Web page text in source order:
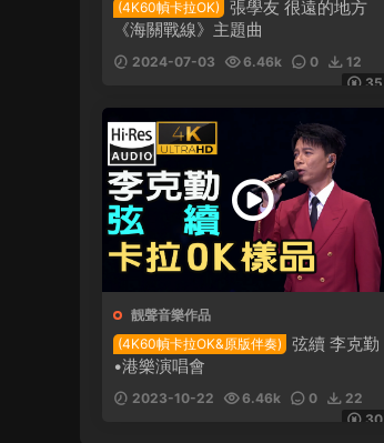
(4K60幀卡拉OK)
張學友 很遠的地方
《海關戰線》主題曲
2024-07-03 6.46k 0
12
35
靓聲音樂作品
(4K60幀卡拉OK&原版伴奏)
弦續 李克勤
•港樂演唱會
2023-10-22 6.46k 0
22
30